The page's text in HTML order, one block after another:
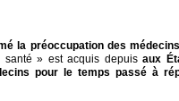
la préoccupation des
santé » est acquis depuis aux
pour le temps passé à